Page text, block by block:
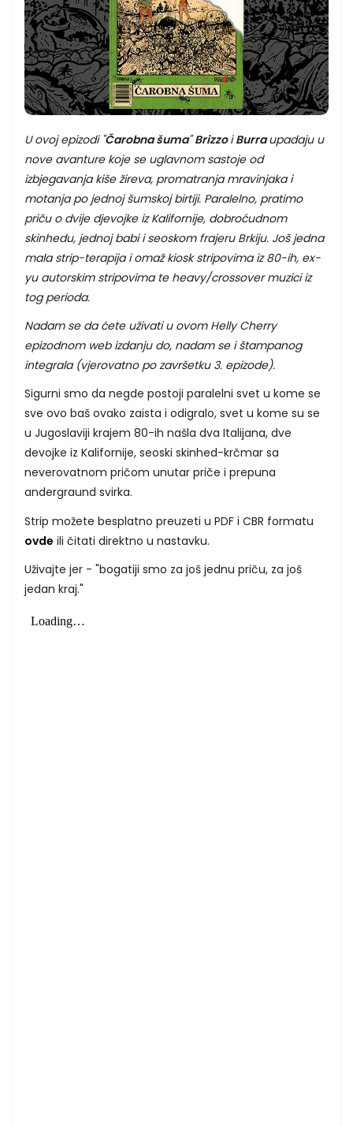
U ovoj epizodi "Čarobna šuma"BrizzoiBurraupadaju u
nove avanture koje se uglavnom sastoje od
izbjegavanja kiše žireva, promatranja mravinjaka i
motanja po jednoj šumskoj birtiji. Paralelno, pratimo
priču o dvije djevojke iz Kalifornije, dobroćudnom
skinhedu, jednoj babi i seoskom frajeru Brkiju. Još jedna
mala strip-terapija i omaž kiosk stripovima iz 80-ih, ex-
yu autorskim stripovima te heavy/crossover muzici iz
tog perioda.
Nadam se da ćete uživati u ovom Helly Cherry
epizodnom web izdanju do, nadam se i štampanog
integrala (vjerovatno po završetku 3. epizode).
Sigurni smo da negde postoji paralelni svet u kome se
sve ovo baš ovako zaista i odigralo, svet u kome su se
u Jugoslaviji krajem 80-ih našla dva Italijana, dve
devojke iz Kalifornije, seoski skinhed-krčmar sa
neverovatnom pričom unutar priče i prepuna
andergraund svirka.
Strip možete besplatno preuzeti u PDF i CBR formatu
ovde ili čitati direktno u nastavku.
Uživajte jer - "bogatiji smo za još jednu priču, za još
jedan kraj."